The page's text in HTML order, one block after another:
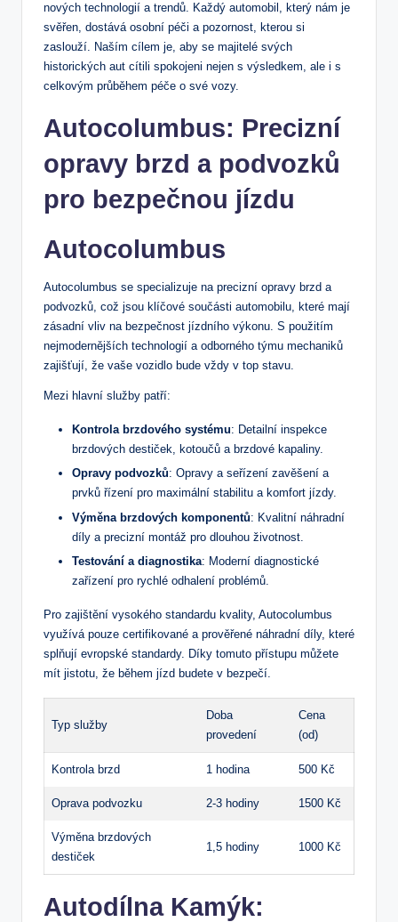
nových‍ technologií a trendů.⁣ Každý automobil, který nám je
svěřen,⁢ dostává osobní péči a pozornost, kterou si‍
zaslouží. Naším cílem je, aby se majitelé svých
historických aut cítili spokojeni nejen s výsledkem, ale i s
celkovým průběhem péče o​ své vozy.
Autocolumbus: Precizní
opravy brzd a‍ podvozků
pro bezpečnou jízdu
Autocolumbus
Autocolumbus se specializuje ‌na precizní opravy brzd a
⁣podvozků, ‌což​ jsou klíčové součásti automobilu, ‌které mají
zásadní vliv ‌na bezpečnost jízdního výkonu. S použitím
nejmodernějších technologií a odborného​ týmu mechaniků ​
zajišťují, že vaše vozidlo bude‍ vždy v top stavu.
Mezi hlavní⁣ služby ⁢patří:
Kontrola brzdového systému: Detailní inspekce
brzdových⁤ destiček, kotoučů a brzdové kapaliny.
Opravy podvozků: ‌Opravy a seřízení zavěšení a
prvků ⁢řízení ⁤pro ⁣maximální ⁢stabilitu a komfort jízdy.
Výměna brzdových ⁤komponentů: Kvalitní náhradní
díly a precizní montáž pro dlouhou ⁣životnost.
Testování a​ diagnostika: ⁣Moderní diagnostické
zařízení pro rychlé odhalení problémů.
Pro zajištění vysokého standardu kvality, ​Autocolumbus
využívá pouze certifikované a prověřené náhradní díly, které
⁢splňují evropské standardy. Díky tomuto přístupu můžete
mít jistotu, že během jízd budete v ⁢bezpečí.
Typ služby
Doba
provedení
Cena
(od)
Kontrola brzd 1 hodina 500 Kč
Oprava podvozku 2-3 hodiny 1500 ‌Kč
Výměna brzdových
destiček
1,5 hodiny 1000 Kč
Autodílna⁢ Kamýk: